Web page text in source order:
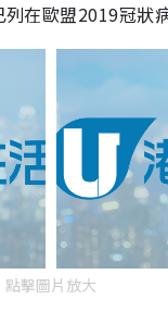
在歐盟2019冠狀
點擊圖片放大